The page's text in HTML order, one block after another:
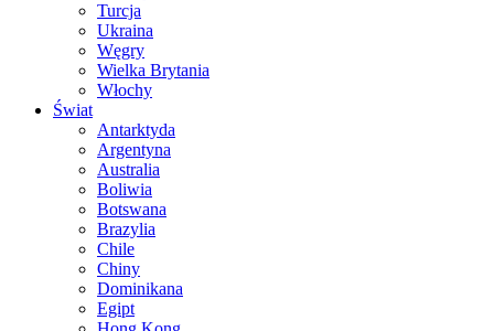
Turcja
Ukraina
Węgry
Wielka Brytania
Włochy
Świat
Antarktyda
Argentyna
Australia
Boliwia
Botswana
Brazylia
Chile
Chiny
Dominikana
Egipt